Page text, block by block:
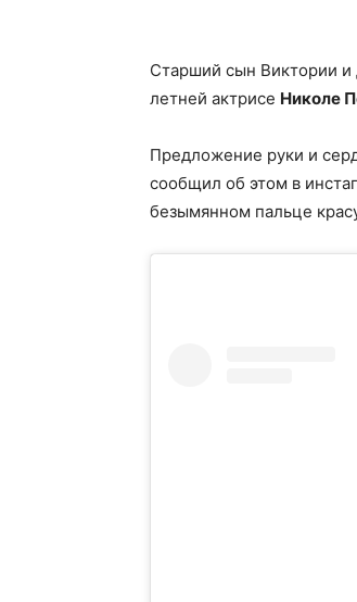
Старший сын Виктории и
летней актрисе Николе
Предложение руки и
сообщил об этом в
безымянном пальце